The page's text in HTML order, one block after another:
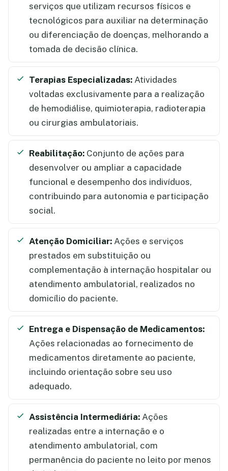
serviços que utilizam recursos físicos e
tecnológicos para auxiliar na determinação
ou diferenciação de doenças, melhorando a
tomada de decisão clínica.
Terapias Especializadas: Atividades
voltadas exclusivamente para a realização
de hemodiálise, quimioterapia, radioterapia
ou cirurgias ambulatoriais.
Reabilitação: Conjunto de ações para
desenvolver ou ampliar a capacidade
funcional e desempenho dos indivíduos,
contribuindo para autonomia e participação
social.
Atenção Domiciliar: Ações e serviços
prestados em substituição ou
complementação à internação hospitalar ou
atendimento ambulatorial, realizados no
domicílio do paciente.
Entrega e Dispensação de Medicamentos:
Ações relacionadas ao fornecimento de
medicamentos diretamente ao paciente,
incluindo orientação sobre seu uso
adequado.
Assistência Intermediária: Ações
realizadas entre a internação e o
atendimento ambulatorial, com
permanência do paciente no leito por menos